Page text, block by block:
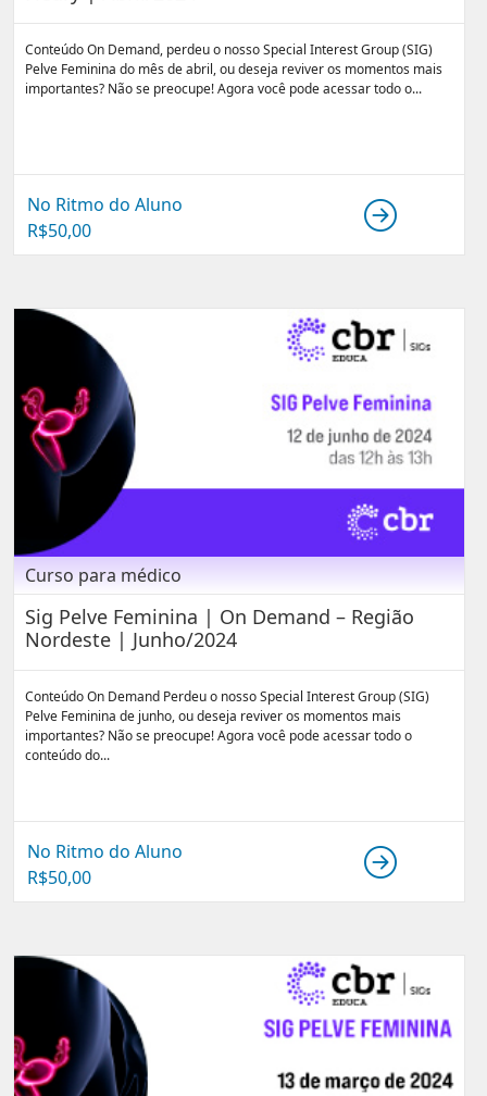
Conteúdo On Demand, perdeu o nosso Special Interest Group (SIG)
Pelve Feminina do mês de abril, ou deseja reviver os momentos mais
importantes? Não se preocupe! Agora você pode acessar todo o...
No Ritmo do Aluno
R$50,00
Curso para médico
Sig Pelve Feminina | On Demand – Região
Nordeste | Junho/2024
Conteúdo On Demand Perdeu o nosso Special Interest Group (SIG)
Pelve Feminina de junho, ou deseja reviver os momentos mais
importantes? Não se preocupe! Agora você pode acessar todo o
conteúdo do...
No Ritmo do Aluno
R$50,00